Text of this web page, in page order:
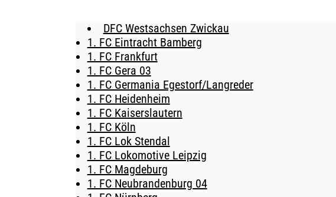
BUSINESS
SÜDKURVE
TICKETING
DFC Westsachsen Zwickau
1. FC Eintracht Bamberg
1. FC Frankfurt
1. FC Gera 03
1. FC Germania Egestorf/Langreder
1. FC Heidenheim
1. FC Kaiserslautern
1. FC Köln
1. FC Lok Stendal
1. FC Lokomotive Leipzig
1. FC Magdeburg
1. FC Neubrandenburg 04